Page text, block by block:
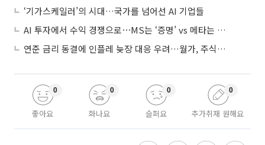
‘기가스케일러’의 시대…국가를 넘어선 AI 기업들
AI 투자에서 수익 경쟁으로⋯MS는 ‘증명’ vs 메타는 ‘숙제’
연준 금리 동결에 인플레 늦장 대응 우려…월가, 주식도 채권도 던졌다
좋아요
0
화나요
0
슬퍼요
0
추가취재 원해요
0